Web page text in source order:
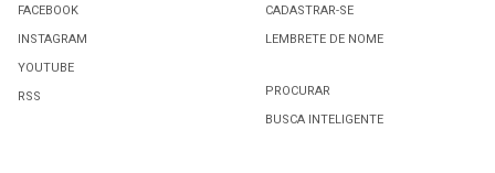
FACEBOOK
INSTAGRAM
YOUTUBE
RSS
CADASTRAR-SE
LEMBRETE DE NOME
PROCURAR
BUSCA INTELIGENTE